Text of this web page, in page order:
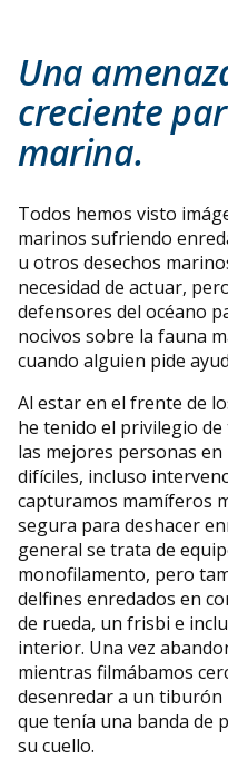
Una
creciente
marina.
Todos hemos visto
marinos sufriendo
u otros desechos
necesidad de actuar,
defensores del océano
nocivos sobre la fauna
cuando alguien pide
Al estar en el frente de
he tenido el privilegio
las mejores personas
difíciles, incluso
capturamos mamíferos
segura para deshacer
general se trata de
monofilamento, pero
delfines enredados en
de rueda, un frisbi e
interior. Una vez
mientras filmábamos
desenredar a un tiburón
que tenía una banda de
su cuello.